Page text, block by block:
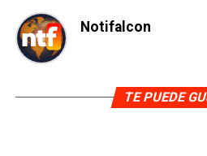
Notifalcon
TE PUEDE